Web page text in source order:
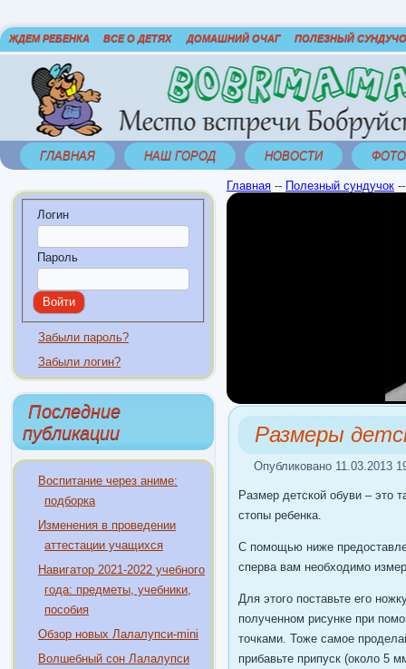
ЖДЕМ РЕБЕНКА ВСЕ О ДЕТЯХ ДОМАШНИЙ ОЧАГ ПОЛЕЗНЫЙ
ГЛАВНАЯ НАШ ГОРОД НОВОСТИ
Логин
Пароль
Забыли пароль?
Забыли логин?
Последние
публикации
Воспитание через аниме:
подборка
Изменения в проведении
аттестации учащихся
Навигатор 2021-2022 учебного
года: предметы, учебники,
пособия
Обзор новых Лалалупси-mini
Волшебный сон Лалалупси
Главная -- Полезный сундучок
Размеры
Опубликовано 11.03.2013
Размер детской обуви – это
стопы ребенка.
С помощью ниже
сперва вам необходимо
Для этого поставьте его
полученном рисунке при
точками. Тоже самое
прибавьте припуск (около 5